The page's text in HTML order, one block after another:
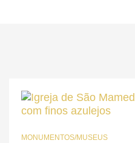
MONUMENTOS/MUSEUS